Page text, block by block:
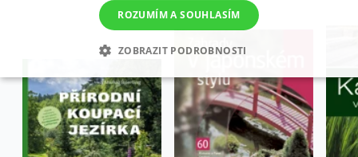
ROZUMÍM A SOUHLASÍM
ZOBRAZIT PODROBNOSTI
NEZBYTNÉ ANALYTICKÉ MARKETINGOVÉ
FUNKČNÍ NEZAŘAZENÉ SOUBORY